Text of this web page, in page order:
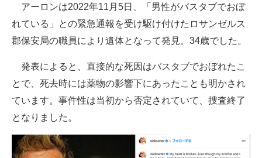
製造業のIT導入・活用を支援
モノづくり技術者専門サイト
エレクトロニクス専門サイト
電子設計の基本と応用
エネルギーの専門メディア
アーロンは2022年11月5日、「男性がバスタブでおぼ
れている」との緊急通報を受け駆け付けたロサンゼルス
郡保安局の職員により遺体となって発見。34歳でした。
発表によると、直接的な死因はバスタブでおぼれたこ
とで、死去時には薬物の影響下にあったことも明かされ
ています。事件性は当初から否定されていて、捜査終了
となりました。